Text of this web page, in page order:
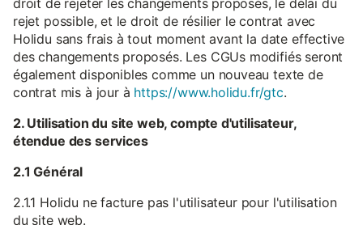
droit de rejeter les changements proposés, le délai du
rejet possible, et le droit de résilier le contrat avec
Holidu sans frais à tout moment avant la date effective
des changements proposés. Les CGUs modifiés seront
également disponibles comme un nouveau texte de
contrat mis à jour à https://www.holidu.fr/gtc.
2. Utilisation du site web, compte d'utilisateur,
étendue des services
2.1 Général
2.1.1 Holidu ne facture pas l'utilisateur pour l'utilisation
du site web.